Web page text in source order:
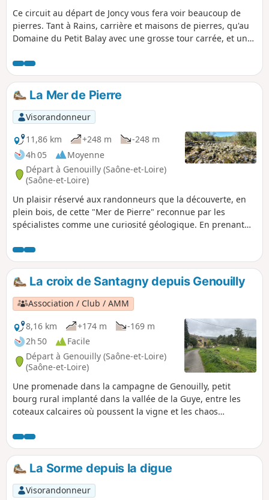
Ce circuit au départ de Joncy vous fera voir beaucoup de
pierres. Tant à Rains, carrière et maisons de pierres, qu'au
Domaine du Petit Balay avec une grosse tour carrée, et un
La Mer de Pierre
Visorandonneur
11,86 km
+248 m
-248 m
4h 05
Moyenne
Départ à Genouilly (Saône-et-Loire)
(Saône-et-Loire)
Un plaisir réservé aux randonneurs que la découverte, en
plein bois, de cette "Mer de Pierre" reconnue par les
spécialistes comme une curiosité géologique. En prenant
larges vues sur la Vallée de la Guye vers l'Est et le secteur
des Baudots au Nord. Très ombragé, le parcours bénéficiera
ensuite de quelques échappées sur les Monts du
Charollais. Voir informations pratiques.
La croix de Santagny depuis Genouilly
Association / Club / AMM
8,16 km
+174 m
-169 m
2h 50
Facile
Départ à Genouilly (Saône-et-Loire)
(Saône-et-Loire)
Une promenade dans la campagne de Genouilly, petit
bourg rural implanté dans la vallée de la Guye, entre les
coteaux calcaires où poussent la vigne et les chaos
cette randonnée qui emprunte chemins et petites routes.
La Sorme depuis la digue
Visorandonneur